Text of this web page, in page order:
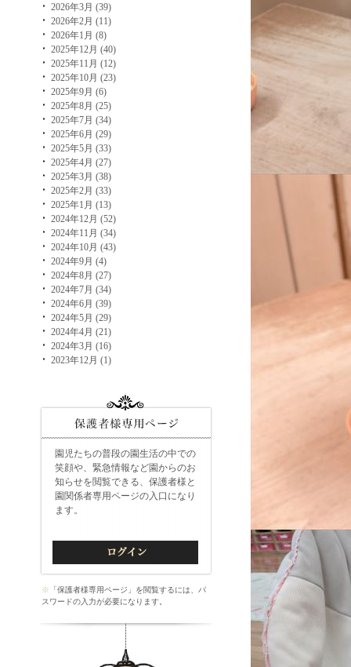
2026年3月 (39)
2026年2月 (11)
2026年1月 (8)
2025年12月 (40)
2025年11月 (12)
2025年10月 (23)
2025年9月 (6)
2025年8月 (25)
2025年7月 (34)
2025年6月 (29)
2025年5月 (33)
2025年4月 (27)
2025年3月 (38)
2025年2月 (33)
2025年1月 (13)
2024年12月 (52)
2024年11月 (34)
2024年10月 (43)
2024年9月 (4)
2024年8月 (27)
2024年7月 (34)
2024年6月 (39)
2024年5月 (29)
2024年4月 (21)
2024年3月 (16)
2023年12月 (1)
園児たちの普段の園生活の中での
笑顔や、緊急情報など園からのお
知らせを閲覧できる、保護者様と
園関係者専用ページの入口になり
ます。
※ 「保護者様専用ページ」を閲覧するには、パ
スワードの入力が必要になります。